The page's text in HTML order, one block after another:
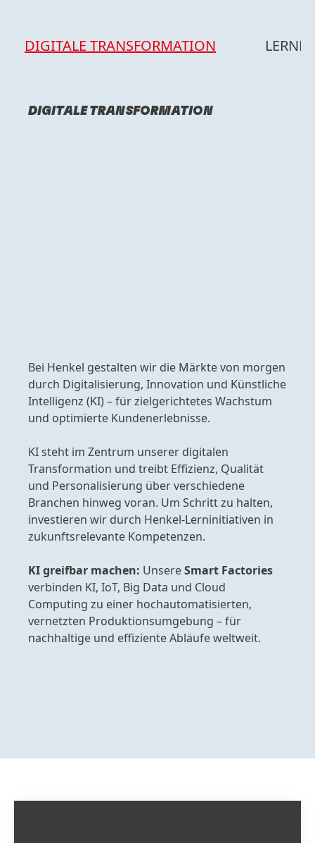
DIGITALE TRANSFORMATION
DIGITALE TRANSFORMATION
Bei Henkel gestalten wir die Märkte von morgen
durch Digitalisierung, Innovation und Künstliche
Intelligenz (KI) – für zielgerichtetes Wachstum
und optimierte Kundenerlebnisse.
KI steht im Zentrum unserer digitalen
Transformation und treibt Effizienz, Qualität
und Personalisierung über verschiedene
Branchen hinweg voran. Um Schritt zu halten,
investieren wir durch Henkel-Lerninitiativen in
zukunftsrelevante Kompetenzen.
KI greifbar machen: UnsereSmart Factories
verbinden KI, IoT, Big Data und Cloud
Computing zu einer hochautomatisierten,
vernetzten Produktionsumgebung – für
nachhaltige und effiziente Abläufe weltweit.